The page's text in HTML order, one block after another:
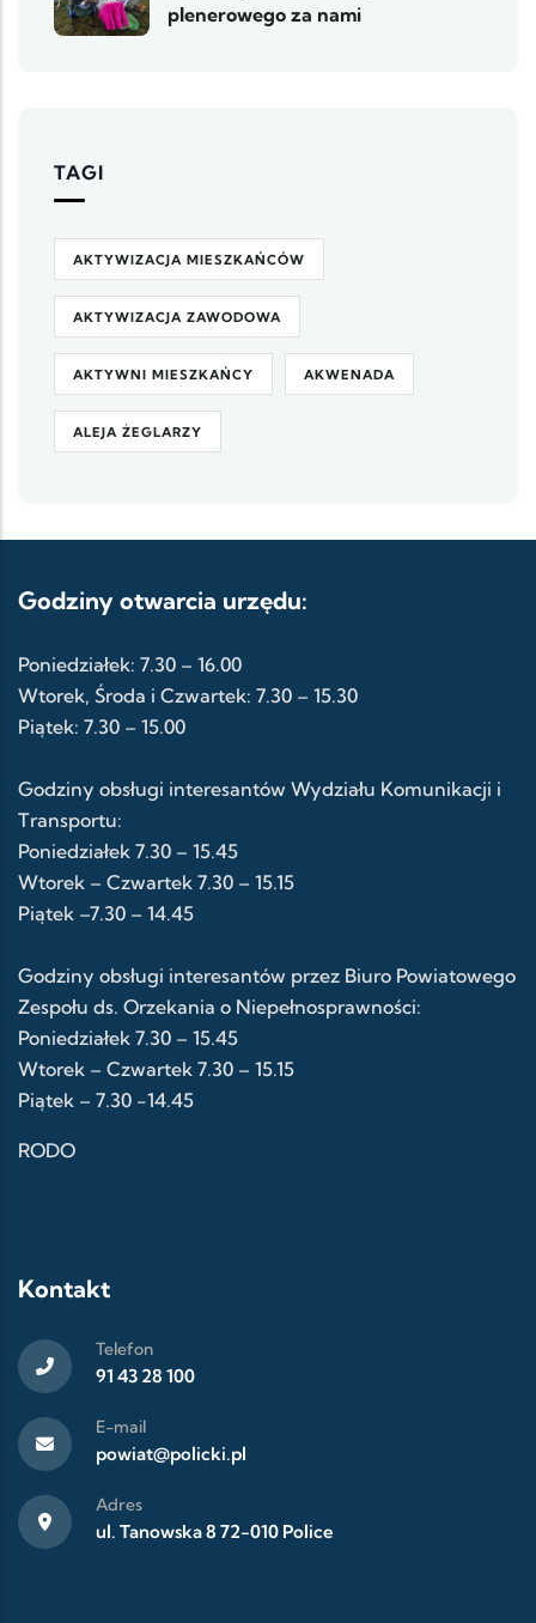
plenerowego za nami
TAGI
AKTYWIZACJA MIESZKAŃCÓW
AKTYWIZACJA ZAWODOWA
AKTYWNI MIESZKAŃCY AKWENADA
ALEJA ŻEGLARZY
Godziny otwarcia urzędu:
Poniedziałek: 7.30 – 16.00
Wtorek, Środa i Czwartek: 7.30 – 15.30
Piątek: 7.30 – 15.00
Godziny obsługi interesantów Wydziału Komunikacji i
Transportu:
Poniedziałek 7.30 – 15.45
Wtorek – Czwartek 7.30 – 15.15
Piątek –7.30 – 14.45
Godziny obsługi interesantów przez Biuro Powiatowego
Zespołu ds. Orzekania o Niepełnosprawności:
Poniedziałek 7.30 – 15.45
Wtorek – Czwartek 7.30 – 15.15
Piątek – 7.30 -14.45
RODO
Kontakt
Telefon
91 43 28 100
E-mail
powiat@policki.pl
Adres
ul. Tanowska 8 72-010 Police